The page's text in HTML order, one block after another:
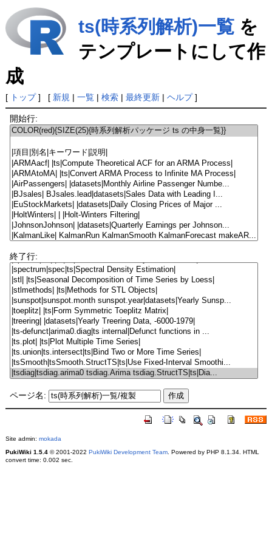
ts(時系列解析)一覧を
テンプレートにして作
成
[ トップ] [ 新規 | 一覧| 検索| 最終更新| ヘルプ]
開始行:
終了行:
ページ名:
Site admin: mokada
PukiWiki 1.5.4© 2001-2022 PukiWiki Development Team. Powered by PHP 8.1.34. HTML
convert time: 0.002 sec.